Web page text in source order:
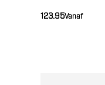
Vanaf
123.95